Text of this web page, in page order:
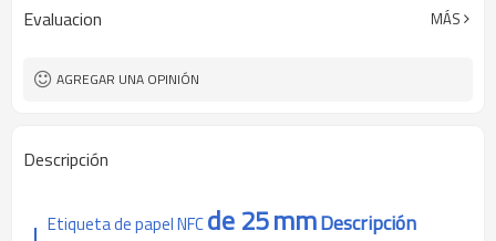
distancia de lectura Alrededor de 1-10mm
Evaluacion MÁS
AGREGAR UNA OPINIÓN
Descripción
Etiqueta de papel NFCde 25mmDescripción